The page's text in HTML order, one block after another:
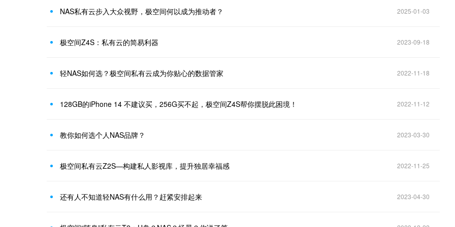
NAS私有云步入大众视野，极空间何以成为推动者？ 2025-01-03
极空间Z4S：私有云的简易利器 2023-09-18
轻NAS如何选？极空间私有云成为你贴心的数据管家 2022-11-18
128GB的iPhone 14 不建议买，256G买不起，极空间Z4S帮你摆脱此困境！ 2022-11-12
教你如何选个人NAS品牌？ 2023-03-30
极空间私有云Z2S—构建私人影视库，提升独居幸福感 2022-11-25
还有人不知道轻NAS有什么用？赶紧安排起来 2023-04-30